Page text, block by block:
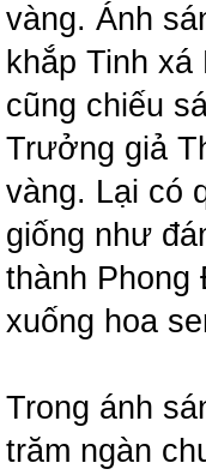
vàng. Ánh
khắp Tinh
cũng chiếu
Trưởng giả
vàng. Lại có
giống như
thành
xuống hoa
Trong ánh
trăm ngàn